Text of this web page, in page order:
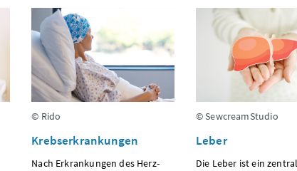
© Rido
Krebserkrankungen
Nach Erkrankungen des Herz-
© SewcreamStudio
Leber
Die Leber ist ein